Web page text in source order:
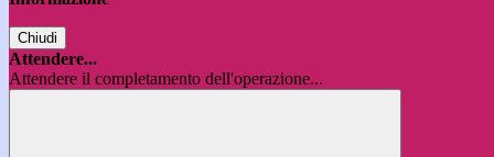
Chiudi
Attendere...
Attendere il completamento dell'operazione...